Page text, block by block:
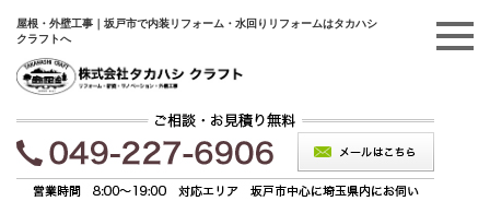
屋根・外壁工事｜坂戸市で内装リフォーム・水回りリフォームはタカハシ
クラフトへ